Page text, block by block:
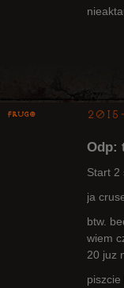
Frugo
Odp:
Start 2
ja
btw.
wiem
20 juz